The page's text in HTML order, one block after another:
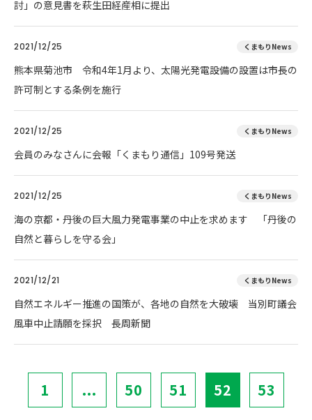
討」の意見書を萩生田経産相に提出
2021/12/25 くまもりNews
熊本県菊池市 令和4年1月より、太陽光発電設備の設置は市長の
許可制とする条例を施行
2021/12/25 くまもりNews
会員のみなさんに会報「くまもり通信」109号発送
2021/12/25 くまもりNews
海の京都・丹後の巨大風力発電事業の中止を求めます 「丹後の
自然と暮らしを守る会」
2021/12/21 くまもりNews
自然エネルギー推進の国策が、各地の自然を大破壊 当別町議会
風車中止請願を採択 長周新聞
1 ... 50 51 52 53